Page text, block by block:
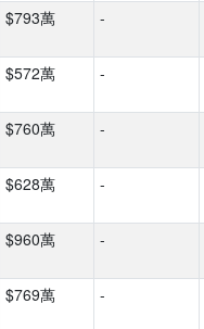
$793萬 -
$572萬 -
$760萬 -
$628萬 -
$960萬 -
$769萬 -